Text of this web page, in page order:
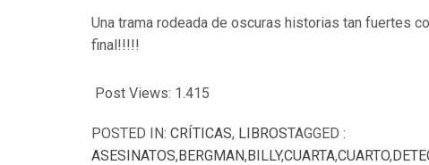
Una trama rodeada de oscuras historias tan fuertes
final!!!!!
Post Views: 1.415
POSTED IN: CRÍTICAS, LIBROSTAGGED :
ASESINATOS,BERGMAN,BILLY,CUARTA,CUARTO,